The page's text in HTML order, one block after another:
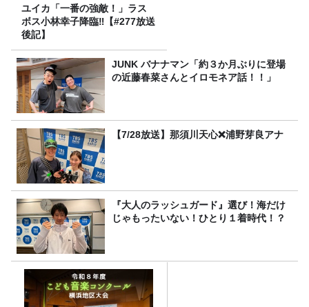
ユイカ「一番の強敵！」ラス
ボス小林幸子降臨‼【#277放送
後記】
JUNK バナナマン「約３か月ぶりに登場
の近藤春菜さんとイロモネア話！！」
【7/28放送】那須川天心❌浦野芽良アナ
『大人のラッシュガード』選び！海だけ
じゃもったいない！ひとり１着時代！？